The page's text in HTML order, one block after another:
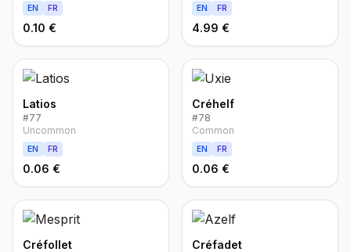
EN FR
0.10 €
EN FR
4.99 €
Latios
#77
Uncommon
EN FR
0.06 €
Créhelf
#78
Common
EN FR
0.06 €
Créfollet Créfadet